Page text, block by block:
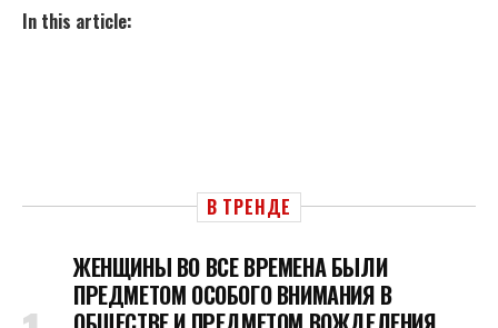
In this article:
В ТРЕНДЕ
ЖЕНЩИНЫ ВО ВСЕ ВРЕМЕНА БЫЛИ
ПРЕДМЕТОМ ОСОБОГО ВНИМАНИЯ В